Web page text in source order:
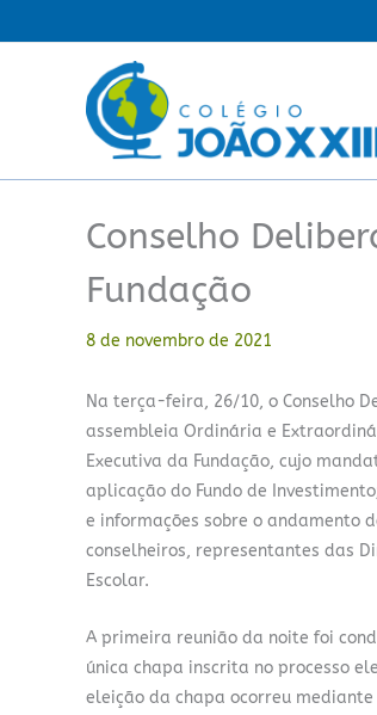
para
Conselho
Fundação
8 de novembro de 2021
Na terça-feira, 26/10, o Conselho
assembleia Ordinária e
Executiva da Fundação, cujo
aplicação do Fundo de
e informações sobre o andamento
conselheiros, representantes das
Escolar.
A primeira reunião da noite foi
única chapa inscrita no processo
eleição da chapa ocorreu mediante